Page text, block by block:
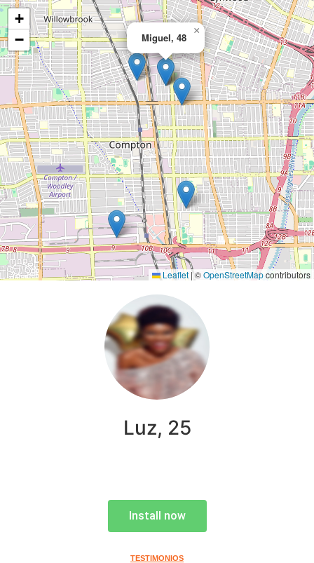
Miguel, 48
×
+
−
Leaflet |©OpenStreetMapcontributors
Luz, 25
Install now
TESTIMONIOS